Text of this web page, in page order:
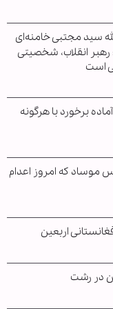
سید مجتبی خامنه‌ای
انقلاب، شخصیتی
است
برخورد با هرگونه
موساد که امروز اعدام
اربعین
در رشت